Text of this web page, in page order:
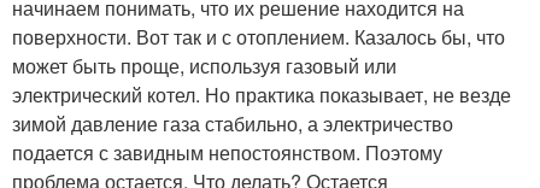
начинаем понимать, что их решение находится на
поверхности. Вот так и с отоплением. Казалось бы, что
может быть проще, используя газовый или
электрический котел. Но практика показывает, не везде
зимой давление газа стабильно, а электричество
подается с завидным непостоянством. Поэтому
проблема остается. Что делать? Остается